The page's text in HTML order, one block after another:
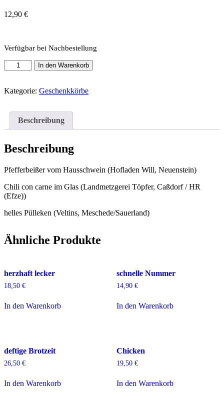
12,90 €
Verfügbar bei Nachbestellung
Vatertag
Menge
In den Warenkorb
Kategorie: Geschenkkörbe
Beschreibung
Beschreibung
Pfefferbeißer vom Hausschwein (Hofladen Will, Neuenstein)
Chili con carne im Glas (Landmetzgerei Töpfer, Caßdorf / HR
(Efze))
helles Pülleken (Veltins, Meschede/Sauerland)
Ähnliche Produkte
herzhaft lecker
18,50 €
In den Warenkorb
schnelle Nummer
14,90 €
In den Warenkorb
deftige Brotzeit
26,50 €
In den Warenkorb
Chicken
19,50 €
In den Warenkorb